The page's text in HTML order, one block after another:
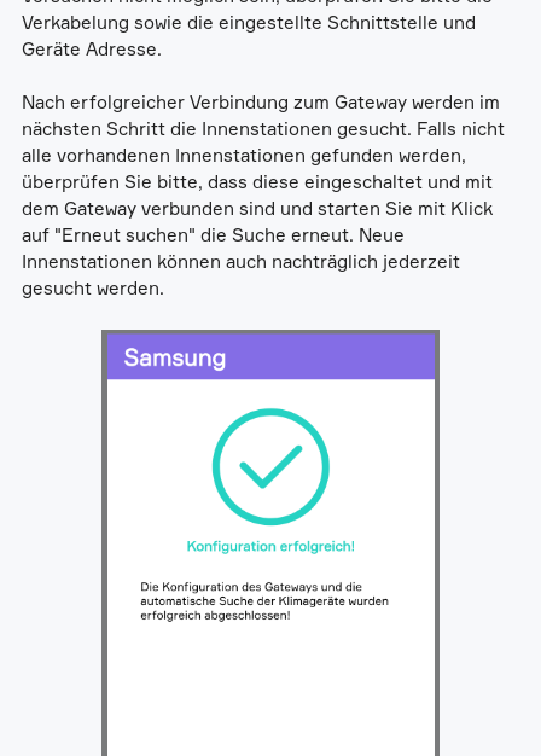
Verkabelung sowie die eingestellte Schnittstelle und
Geräte Adresse.
Nach erfolgreicher Verbindung zum Gateway werden im
nächsten Schritt die Innenstationen gesucht. Falls nicht
alle vorhandenen Innenstationen gefunden werden,
überprüfen Sie bitte, dass diese eingeschaltet und mit
dem Gateway verbunden sind und starten Sie mit Klick
auf "Erneut suchen" die Suche erneut. Neue
Innenstationen können auch nachträglich jederzeit
gesucht werden.